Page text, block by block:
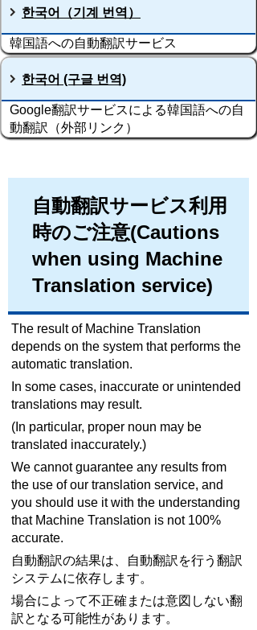
한국어（기계 번역）
韓国語への自動翻訳サービス
한국어 (구글 번역)
Google翻訳サービスによる韓国語への自
動翻訳（外部リンク）
自動翻訳サービス利用
時のご注意(Cautions
when using Machine
Translation service)
The result of Machine Translation
depends on the system that performs the
automatic translation.
In some cases, inaccurate or unintended
translations may result.
(In particular, proper noun may be
translated inaccurately.)
We cannot guarantee any results from
the use of our translation service, and
you should use it with the understanding
that Machine Translation is not 100%
accurate.
自動翻訳の結果は、自動翻訳を行う翻訳
システムに依存します。
場合によって不正確または意図しない翻
訳となる可能性があります。